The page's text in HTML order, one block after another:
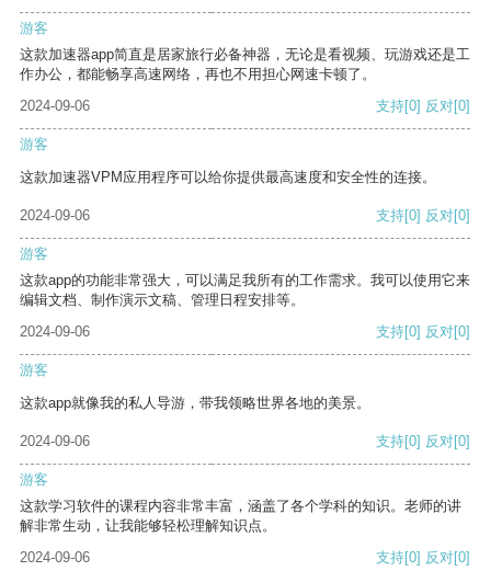
游客
这款加速器app简直是居家旅行必备神器，无论是看视频、玩游戏还是工
作办公，都能畅享高速网络，再也不用担心网速卡顿了。
2024-09-06
支持[0] 反对[0]
游客
这款加速器VPM应用程序可以给你提供最高速度和安全性的连接。
2024-09-06 支持[0] 反对[0]
游客
这款app的功能非常强大，可以满足我所有的工作需求。我可以使用它来
编辑文档、制作演示文稿、管理日程安排等。
2024-09-06
支持[0] 反对[0]
游客
这款app就像我的私人导游，带我领略世界各地的美景。
2024-09-06 支持[0] 反对[0]
游客
这款学习软件的课程内容非常丰富，涵盖了各个学科的知识。老师的讲
解非常生动，让我能够轻松理解知识点。
2024-09-06
支持[0] 反对[0]